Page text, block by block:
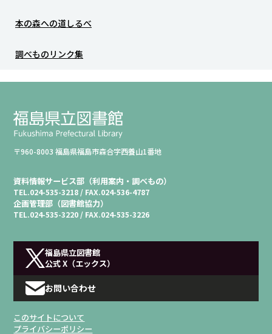
本の森への道しるべ
調べものリンク集
〒960-8003 福島県福島市森合字西養山1番地
資料情報サービス部（利用案内・調べもの）
TEL.024-535-3218 / FAX.024-536-4787
企画管理部（図書館協力）
TEL.024-535-3220 / FAX.024-535-3226
福島県立図書館
公式 X（エックス）
お問い合わせ
このサイトについて
プライバシーポリシー